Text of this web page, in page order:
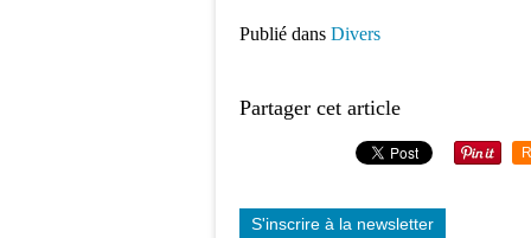
Publié dans Divers
Partager cet article
S'inscrire à la newsletter